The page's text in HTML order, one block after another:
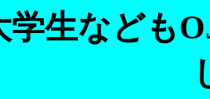
学生なども